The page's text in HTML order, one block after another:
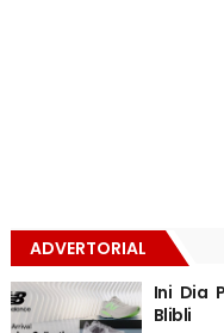
ADVERTORIAL
Ini Dia
Blibli